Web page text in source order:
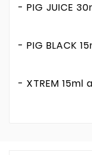
- PIG JUICE
- PIG BLACK
- XTREM 15ml